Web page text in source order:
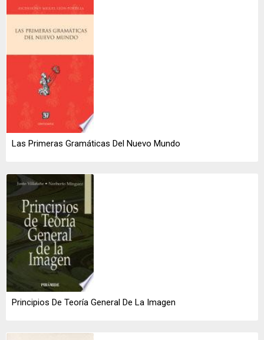
Las Primeras Gramáticas Del Nuevo Mundo
Principios De Teoría General De La Imagen